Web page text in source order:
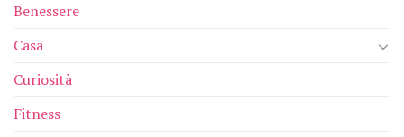
Benessere
Casa
Curiosità
Fitness